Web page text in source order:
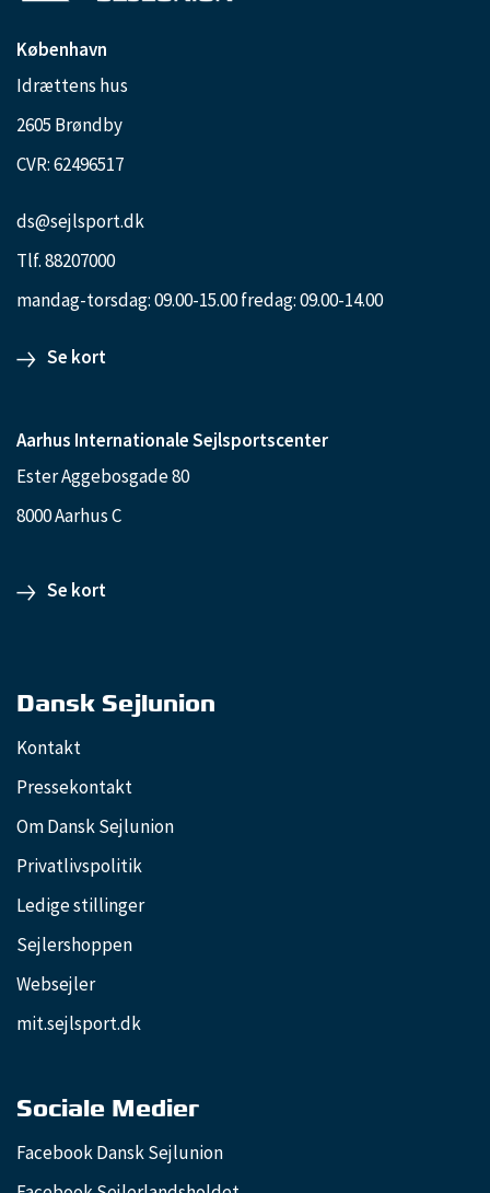
København
Idrættens hus
2605 Brøndby
CVR: 62496517
ds@sejlsport.dk
Tlf. 88207000
mandag-torsdag: 09.00-15.00 fredag: 09.00-14.00
Se kort
Aarhus Internationale Sejlsportscenter
Ester Aggebosgade 80
8000 Aarhus C
Se kort
Dansk Sejlunion
Kontakt
Pressekontakt
Om Dansk Sejlunion
Privatlivspolitik
Ledige stillinger
Sejlershoppen
Websejler
mit.sejlsport.dk
Sociale Medier
Facebook Dansk Sejlunion